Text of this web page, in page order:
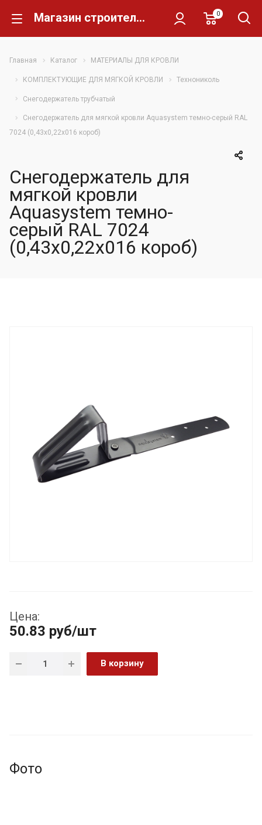
Магазин строительных материалов Склад Кирпича 0
Главная Каталог МАТЕРИАЛЫ ДЛЯ КРОВЛИ
КОМПЛЕКТУЮЩИЕ ДЛЯ МЯГКОЙ КРОВЛИ Технониколь
Снегодержатель трубчатый
Снегодержатель для мягкой кровли Aquasystem темно-серый RAL
7024 (0,43х0,22х016 короб)
Снегодержатель для
мягкой кровли
Aquasystem темно-
серый RAL 7024
(0,43х0,22х016 короб)
Цена:
50.83 руб/шт
В корзину
Фото